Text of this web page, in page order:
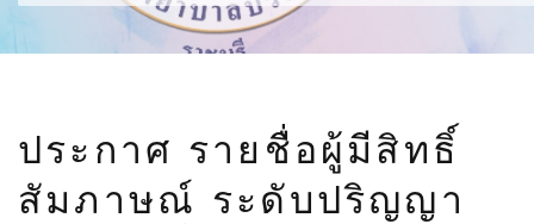
ปริญญาตรี รอบที่ 2
2568
ประกาศ รายชื่อผู้มีสิทธิ์
สัมภาษณ์ ระดับปริญญา